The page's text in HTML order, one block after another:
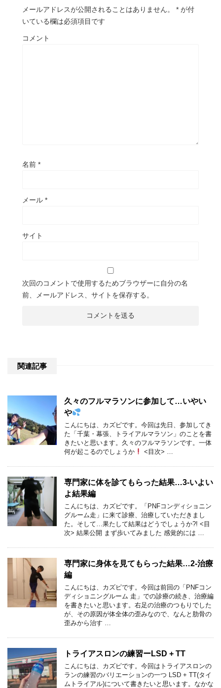
メールアドレスが公開されることはありません。 * が付
いている欄は必須項目です
コメント
名前 *
メール *
サイト
次回のコメントで使用するためブラウザーに自分の名
前、メールアドレス、サイトを保存する。
関連記事
久々のフルマラソンに参加して…いやい
や
こんにちは、カズピです。今回は先日、参加してき
た「千葉・幕張、トライアルマラソン」のことを書
きたいと思います。久々のフルマラソンです。一体
何が起こるのでしょうか
<目次> …
専門家に体を診てもらった結果…3-いよい
よ結果編
こんにちは、カズピです。「PNFコンディショニン
グルーム走」に来て診療、治療していただきまし
た。そして…果たして結果はどうでしょうか?! <目
次> 結果公開 まず歩いてみました 感覚的には …
専門家に身体を見てもらった結果…2-治療
編
こんにちは、カズピです。今回は前回の「PNFコン
ディショニングルーム 走」での診療の続き、治療編
を書きたいと思います。右足の治療のつもりでした
が、その原因が体全体の歪みなので、なんと肋骨の
歪みから治す …
トライアスロンの練習ーLSD + TT
こんにちは、カズピです。今回はトライアスロンの
ランの練習のバリエーションの一つ LSD + TT(タイ
ムトライアル)について書きたいと思います。なかな